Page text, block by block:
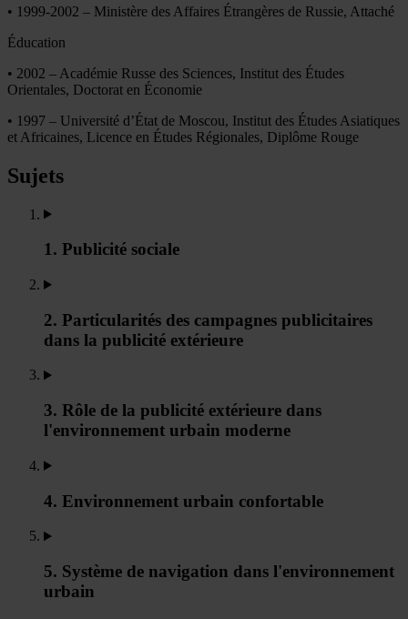
• 1999-2002 – Ministère des Affaires Étrangères de Russie, Attaché
Éducation
• 2002 – Académie Russe des Sciences, Institut des Études
Orientales, Doctorat en Économie
• 1997 – Université d’État de Moscou, Institut des Études Asiatiques
et Africaines, Licence en Études Régionales, Diplôme Rouge
Sujets
1. Publicité sociale
2. Particularités des campagnes publicitaires
dans la publicité extérieure
3. Rôle de la publicité extérieure dans
l'environnement urbain moderne
4. Environnement urbain confortable
5. Système de navigation dans l'environnement
urbain